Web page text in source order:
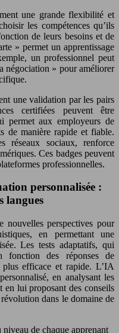
une grande flexibilité et
les compétences qu’ils
de leurs besoins et de
» permet un apprentissage
un professionnel peut
négociation » pour améliorer
une validation par les pairs
certifiées peuvent être
permet aux employeurs de
de manière rapide et fiable.
sociaux, renforce
Ces badges peuvent
professionnelles.
personnalisée :
langues
perspectives pour
en permettant une
Les tests adaptatifs, qui
des réponses de
plus efficace et rapide. L’IA
en analysant les
en lui proposant des conseils
dans le domaine de
niveau de chaque apprenant